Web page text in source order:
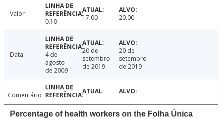
Valor
0.10
17.00 20.00
Data
4 de
agosto
de 2009
20 de
setembro
de 2019
20 de
setembro
de 2019
Comentário
Percentage of health workers on the Folha Única